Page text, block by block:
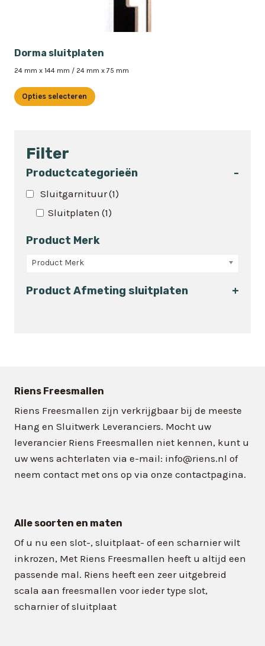
Dorma sluitplaten
24 mm x 144 mm / 24 mm x 75 mm
Opties selecteren
meerdere
variaties.
optie
worden
productpagina
Filter
Productcategorieën -
Sluitgarnituur(1)
Sluitplaten (1)
Product Merk
Product Merk
Product Afmeting sluitplaten +
Riens Freesmallen
Riens Freesmallen zijn verkrijgbaar bij de meeste
Hang en Sluitwerk Leveranciers. Mocht uw
leverancier Riens Freesmallen niet kennen, kunt u
uw wens achterlaten via e-mail: info@riens.nl of
neem contact met ons op via onze contactpagina.
Alle soorten en maten
Of u nu een slot-, sluitplaat- of een scharnier wilt
inkrozen, Met Riens Freesmallen heeft u altijd een
passende mal. Riens heeft een zeer uitgebreid
scala aan freesmallen voor ieder type slot,
scharnier of sluitplaat